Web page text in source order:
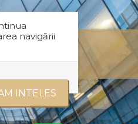
navigării
INTELES
0755.560.372